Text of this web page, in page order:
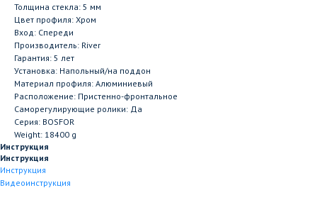
Толщина стекла: 5 мм
Цвет профиля: Хром
Вход: Спереди
Производитель: River
Гарантия: 5 лет
Установка: Напольный/на поддон
Материал профиля: Алюминиевый
Расположение: Пристенно-фронтальное
Саморегулирующие ролики: Да
Серия: BOSFOR
Weight: 18400 g
Инструкция
Инструкция
Инструкция
Видеоинструкция